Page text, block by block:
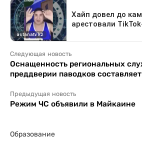
Следующая новость
Оснащенность региональных
преддверии паводков составляет
Предыдущая новость
Режим ЧС объявили в Майкаине
Образование